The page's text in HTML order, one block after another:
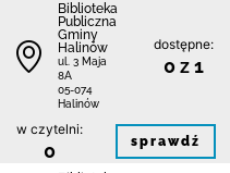
Biblioteka
Publiczna
Gminy
Halinów
ul. 3 Maja
8A
05-074
Halinów
dostępne:
0 z 1
w czytelni:
0 sprawdź